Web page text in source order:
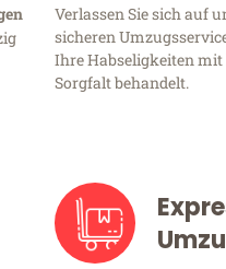
Verlassen Sie sich auf
sicheren
Ihre Habseligkeiten
Sorgfalt behandelt.